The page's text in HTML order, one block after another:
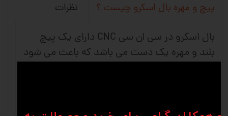
پیچ و مهره بال اسکرو چیست ؟ نظرات
بال اسکرو در سی ان سی CNC دارای یک پیچ
بلند و مهره یک دست می باشد که باعث می شود